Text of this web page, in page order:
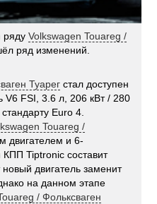
рядуVolkswagen Touareg /
ряд изменений.
Туарег стал доступен
V6 FSI, 3.6 л, 206 кВт / 280
Euro 4.
Touareg /
двигателем и 6-
КПП Tiptronic составит
двигатель заменит
на данном этапе
/ Фольксваген